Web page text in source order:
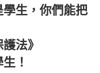
生，你們能把
法》
！